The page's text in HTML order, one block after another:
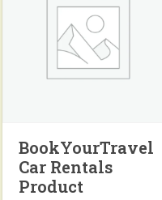
BookYourTravel
Car Rentals
Product